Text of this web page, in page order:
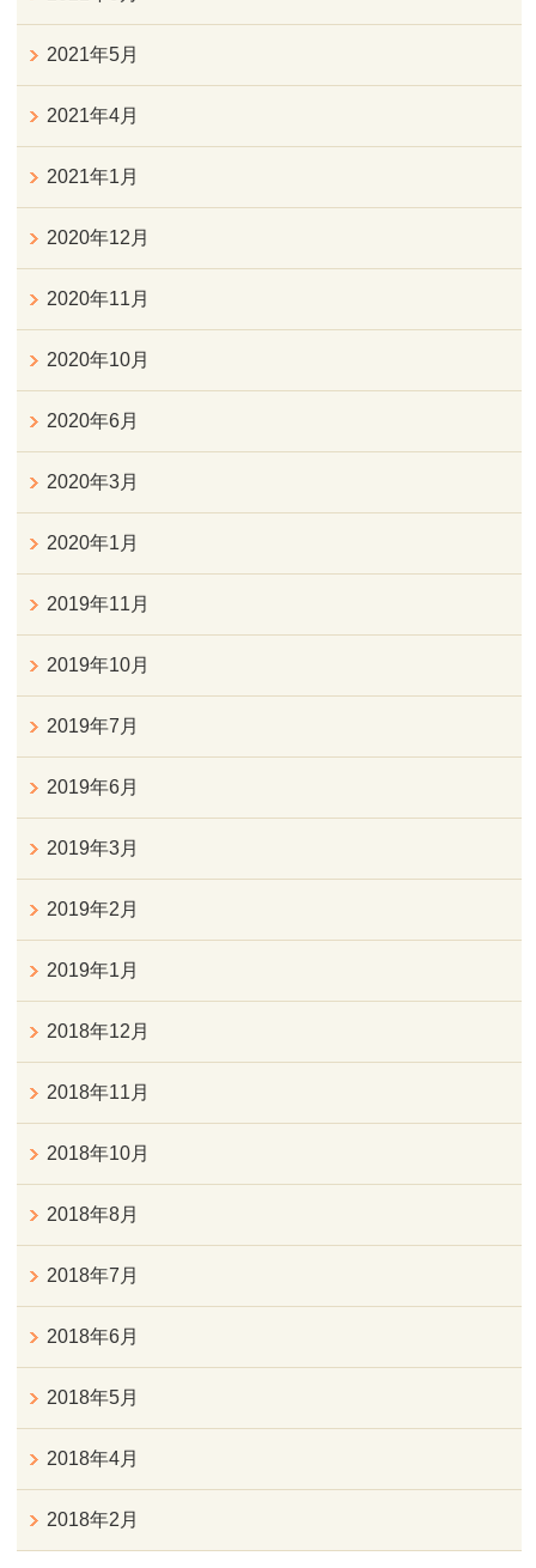
2021年5月
2021年4月
2021年1月
2020年12月
2020年11月
2020年10月
2020年6月
2020年3月
2020年1月
2019年11月
2019年10月
2019年7月
2019年6月
2019年3月
2019年2月
2019年1月
2018年12月
2018年11月
2018年10月
2018年8月
2018年7月
2018年6月
2018年5月
2018年4月
2018年2月